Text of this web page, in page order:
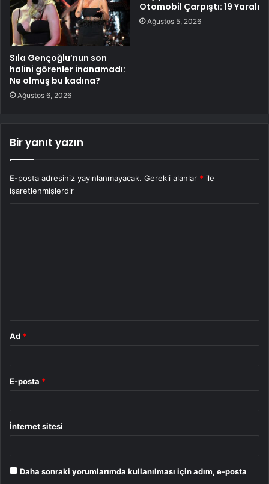
Sıla Gençoğlu’nun son
halini görenler inanamadı:
Ne olmuş bu kadına?
Ağustos 6, 2026
Otomobil Çarpıştı: 19 Yaralı
Ağustos 5, 2026
Bir yanıt yazın
E-posta adresiniz yayınlanmayacak. Gerekli alanlar * ile
işaretlenmişlerdir
Ad *
E-posta *
İnternet sitesi
Daha sonraki yorumlarımda kullanılması için adım, e-posta